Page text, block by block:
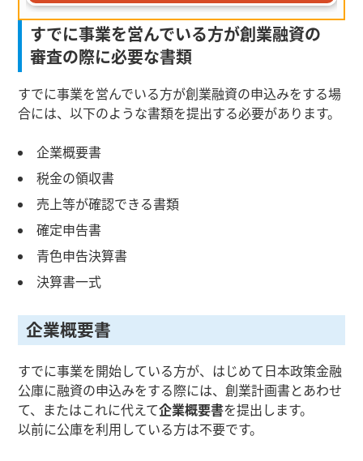
すでに事業を営んでいる方が創業融資の
審査の際に必要な書類
すでに事業を営んでいる方が創業融資の申込みをする場
合には、以下のような書類を提出する必要があります。
企業概要書
税金の領収書
売上等が確認できる書類
確定申告書
青色申告決算書
決算書一式
企業概要書
すでに事業を開始している方が、はじめて日本政策金融
公庫に融資の申込みをする際には、創業計画書とあわせ
て、またはこれに代えて企業概要書を提出します。
以前に公庫を利用している方は不要です。